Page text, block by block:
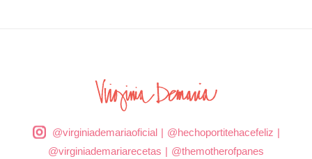
@virginiademariaoficial| @hechoportitehacefeliz |
@virginiademariarecetas | @themotherofpanes